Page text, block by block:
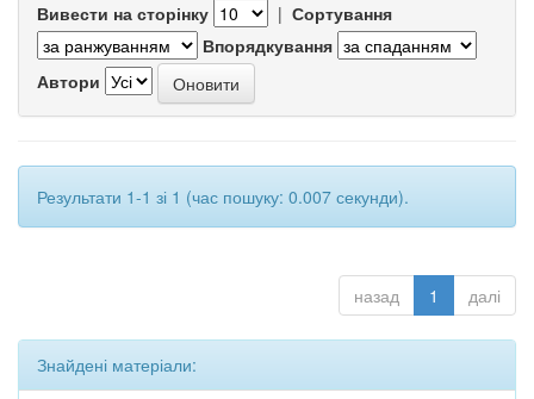
Вивести на сторінку | Сортування
Впорядкування
Автори
Результати 1-1 зі 1 (час пошуку: 0.007 секунди).
назад 1 далі
Знайдені матеріали: